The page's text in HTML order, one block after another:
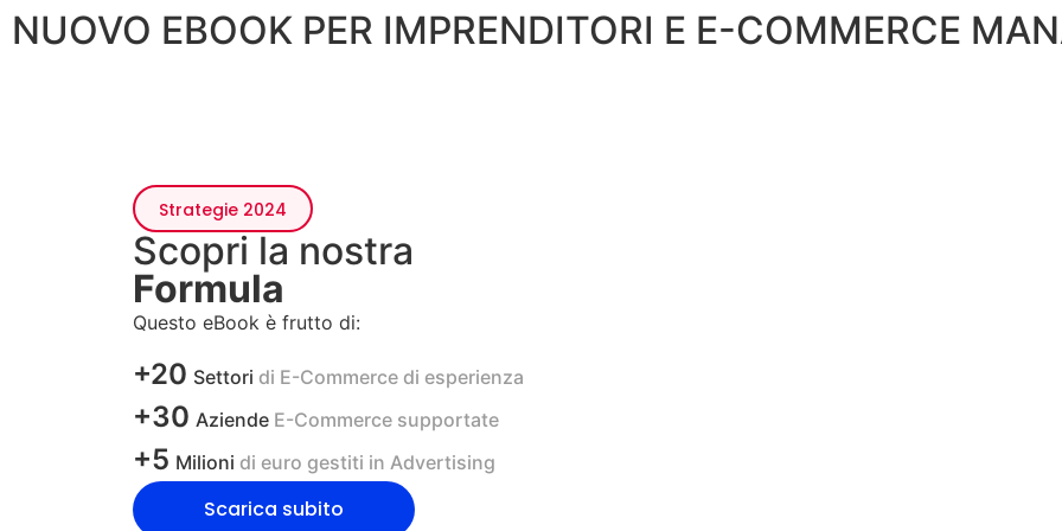
NUOVO EBOOK PER IMPRENDITORI E E-COMMERCE
Strategie 2024
Scopri la nostra
Formula
Questo eBook è frutto di:
+20 Settori di E-Commerce di esperienza
+30 Aziende E-Commerce supportate
+5 Milioni di euro gestiti in Advertising
Scarica subito